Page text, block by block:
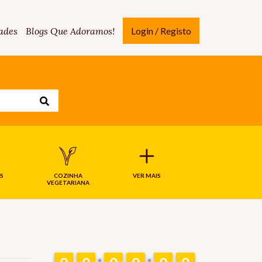
Blogs Que Adoramos! Login / Registo
COZINHA
VEGETARIANA
VER MAIS